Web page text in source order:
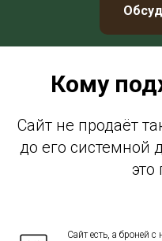
Кому
Сайт не продаёт
до его системной
это
Сайт есть, а броней с